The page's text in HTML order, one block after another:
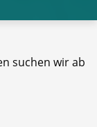
suchen wir ab